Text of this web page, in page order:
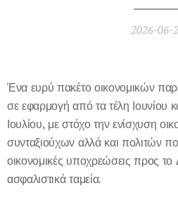
2026-06-
Ένα ευρύ πακέτο οικονομικών
σε εφαρμογή από τα τέλη Ιουνίου
Ιουλίου, με στόχο την ενίσχυση
συνταξιούχων αλλά και πολιτών
οικονομικές υποχρεώσεις προς το
ασφαλιστικά ταμεία.